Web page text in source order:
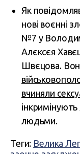
Як
нові воєнні
№7 у
Алєксєя
Швєцова.
вчиняли
людьми.
Теги: Велика